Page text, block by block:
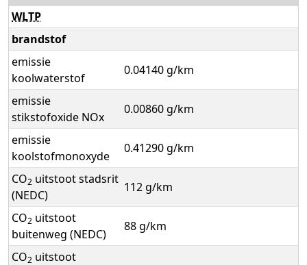
WLTP
brandstof
emissie
koolwaterstof
0.04140 g/km
emissie
stikstofoxide NOx
0.00860 g/km
emissie
koolstofmonoxyde
0.41290 g/km
CO2 uitstoot stadsrit
(NEDC)
112 g/km
CO2 uitstoot
buitenweg (NEDC)
88 g/km
CO2 uitstoot